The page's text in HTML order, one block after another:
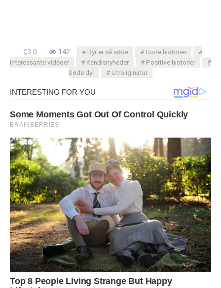
0 142 Dyr er så søde
Gode ​​historier
Interessante videoer
Kendisnyheder
Positive historier
Søde dyr
Utrolig natur